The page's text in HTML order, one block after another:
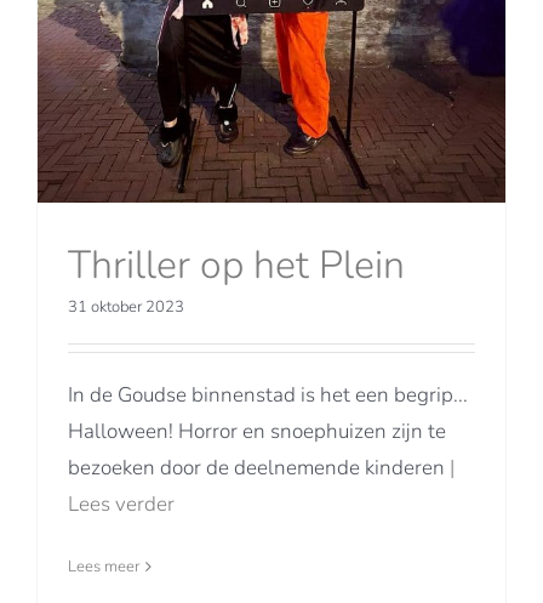
Thriller op het Plein
31 oktober 2023
In de Goudse binnenstad is het een begrip...
Halloween! Horror en snoephuizen zijn te
bezoeken door de deelnemende kinderen |
Lees verder
Lees meer